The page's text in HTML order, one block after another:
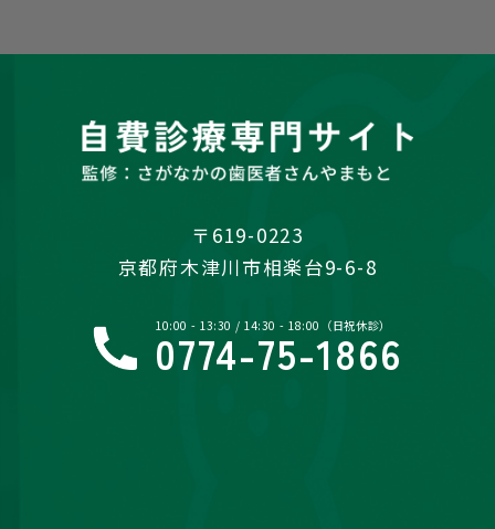
〒619-0223
京都府木津川市相楽台9-6-8
10:00 - 13:30 / 14:30 - 18:00（日祝休診）
0774-75-1866